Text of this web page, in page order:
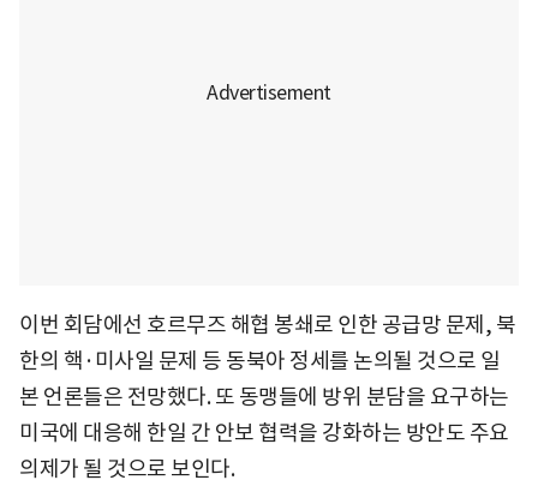
이번 회담에선 호르무즈 해협 봉쇄로 인한 공급망 문제, 북
한의 핵·미사일 문제 등 동북아 정세를 논의될 것으로 일
본 언론들은 전망했다. 또 동맹들에 방위 분담을 요구하는
미국에 대응해 한일 간 안보 협력을 강화하는 방안도 주요
의제가 될 것으로 보인다.